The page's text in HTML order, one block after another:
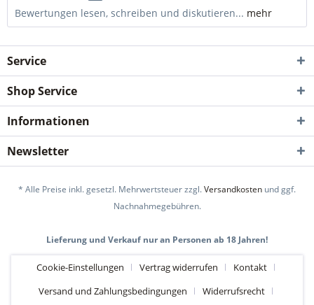
Bewertungen lesen, schreiben und diskutieren... mehr
Service
Shop Service
Informationen
Newsletter
* Alle Preise inkl. gesetzl. Mehrwertsteuer zzgl.Versandkosten und ggf.
Nachnahmegebühren.
Lieferung und Verkauf nur an Personen ab 18 Jahren!
Cookie-Einstellungen Vertrag widerrufen
Kontakt
Versand und Zahlungsbedingungen
Widerrufsrecht